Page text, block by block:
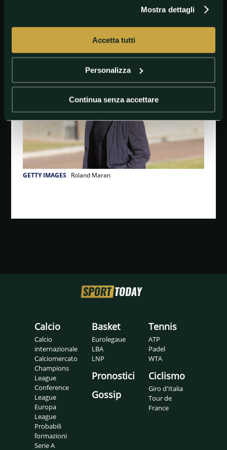
Mostra dettagli
Accetta tutti
Personalizza
Continua senza accettare
Lottomaticavale 1.40.
#SerieB
GETTY IMAGES Roland Maran
Calcio
Calcio
internazionale
Calciomercato
Champions
League
Conference
League
Europa
League
Probabili
formazioni
Serie A
Basket
Eurolegaue
LBA
LNP
Pronostici
Gossip
Tennis
ATP
Padel
WTA
Ciclismo
Giro d'Italia
Tour de
France